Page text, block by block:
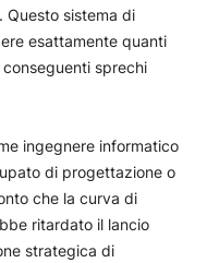
Questo sistema di
esattamente quanti
sprechi
ingegnere informatico
di progettazione o
che la curva di
ritardato il lancio
strategica di